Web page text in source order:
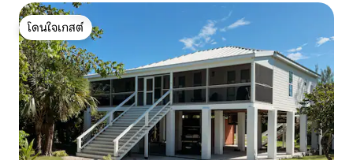
โดนใจเกสต์
โดนใจเกสต์